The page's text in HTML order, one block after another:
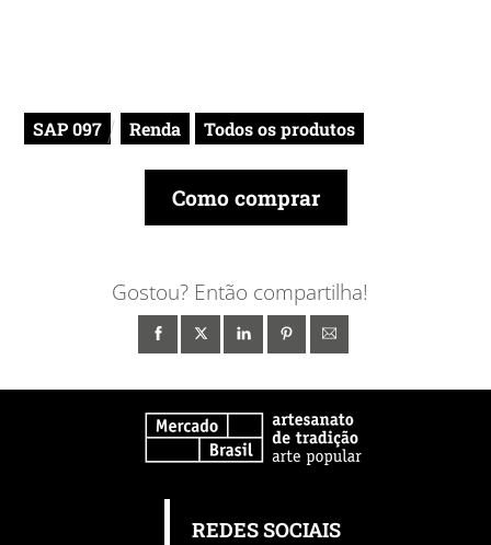
SAP 097 Renda Todos os produtos
Como comprar
Gostou? Então compartilha!
REDES SOCIAIS